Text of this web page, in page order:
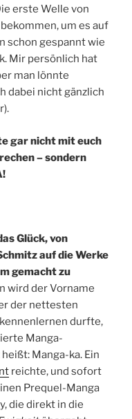
erste Welle von
um es auf
schon gespannt wie
Mir persönlich hat
man lönnte
dabei nicht gänzlich
gar nicht mit euch
– sondern
Glück, von
auf die Werke
gemacht zu
wird der Vorname
der nettesten
durfte,
Manga-
Manga-ka. Ein
reichte, und sofort
Prequel-Manga
die direkt in die